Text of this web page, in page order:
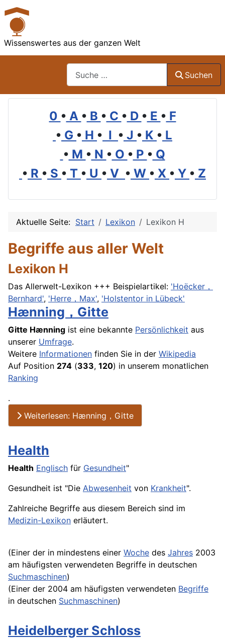
Wissenswertes aus der ganzen Welt
Suchen
0 • A • B • C • D • E • F
• G • H • I • J • K • L
• M • N • O • P • Q
• R • S • T • U • V • W • X • Y • Z
Aktuelle Seite: Start Lexikon Lexikon H
Begriffe aus aller Welt
Lexikon H
Das Allerwelt-Lexikon +++ Beispielartikel: 'Hoëcker，
Bernhard', 'Herre，Max', 'Holstentor in Lübeck'
Hænning，Gitte
Gitte Hænning ist eine bekannte Persönlichkeit aus
unserer Umfrage.
Weitere Informationen finden Sie in der Wikipedia
Auf Position 274 (333, 120) in unserem monatlichen
Ranking
.
Weiterlesen: Hænning，Gitte
Health
Health Englisch für Gesundheit"
Gesundheit ist "Die Abwesenheit von Krankheit".
Zahlreiche Begriffe aus diesem Bereich sind im
Medizin-Lexikon erläutert.
(Einer der in mindestens einer Woche des Jahres 2003
am häufigsten verwendeten Begriffe in deutschen
Suchmaschinen)
(Einer der 2004 am häufigsten verwendeten Begriffe
in deutschen Suchmaschinen)
Heidelberger Schloss